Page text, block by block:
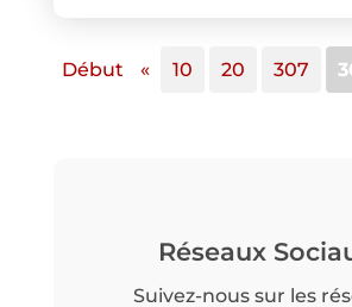
Début « 10 20 307
Réseaux
Suivez-nous sur les